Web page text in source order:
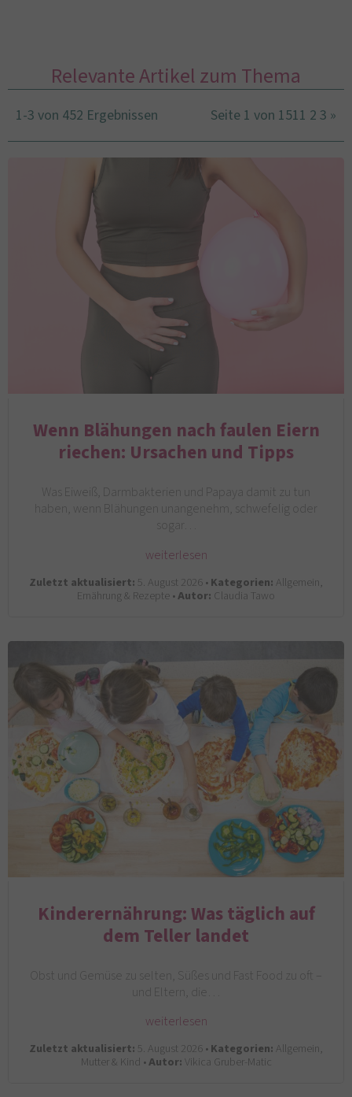
Relevante Artikel zum Thema
1-3 von 452 Ergebnissen Seite 1 von 1511 2 3 »
Wenn Blähungen nach faulen Eiern
riechen: Ursachen und Tipps
Was Eiweiß, Darmbakterien und Papaya damit zu tun
haben, wenn Blähungen unangenehm, schwefelig oder
sogar…
weiterlesen
Zuletzt aktualisiert: 5. August 2026 •Kategorien: Allgemein,
Ernährung & Rezepte •Autor: Claudia Tawo
Kinderernährung: Was täglich auf
dem Teller landet
Obst und Gemüse zu selten, Süßes und Fast Food zu oft –
und Eltern, die…
weiterlesen
Zuletzt aktualisiert: 5. August 2026 •Kategorien: Allgemein,
Mutter & Kind •Autor:Vikica Gruber-Matic